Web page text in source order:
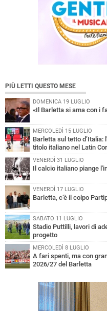
PIÙ LETTI QUESTO MESE
DOMENICA 19 LUGLIO
«Il Barletta si ama con i
MERCOLEDÌ 15 LUGLIO
Barletta sul tetto d’Italia:
titolo italiano nel Latin
VENERDÌ 31 LUGLIO
Il calcio italiano piange
VENERDÌ 17 LUGLIO
Barletta, c’è il colpo
SABATO 11 LUGLIO
Stadio Puttilli, lavori di
progetto
MERCOLEDÌ 8 LUGLIO
A fari spenti, ma con
2026/27 del Barletta